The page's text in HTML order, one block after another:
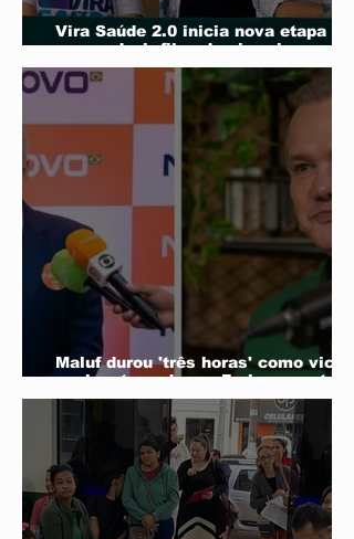
Vira Saúde 2.0 inicia nova etapa
para reduzir filas de cirurgias
eletivas
Maluf durou 'três horas' como vice;
acabou trocado por Farina em ata do
PL